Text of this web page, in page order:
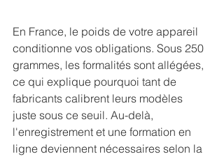
En France, le poids de votre appareil
conditionne vos obligations. Sous 250
grammes, les formalités sont allégées,
ce qui explique pourquoi tant de
fabricants calibrent leurs modèles
juste sous ce seuil. Au-delà,
l'enregistrement et une formation en
ligne deviennent nécessaires selon la